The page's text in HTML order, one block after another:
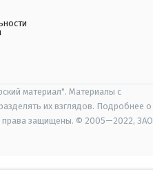
материал". Материалы с
их взглядов. Подробнее о
права защищены. © 2005—2022, ЗАО